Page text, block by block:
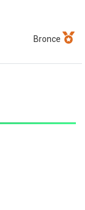
Bronce